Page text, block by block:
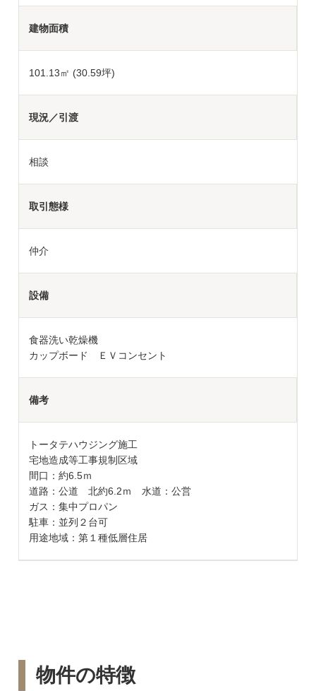
建物面積
101.13㎡ (30.59坪)
現況／引渡
相談
取引態様
仲介
設備
食器洗い乾燥機
カップボード ＥＶコンセント
備考
トータテハウジング施工
宅地造成等工事規制区域
間口：約6.5ｍ
道路：公道 北約6.2ｍ 水道：公営
ガス：集中プロパン
駐車：並列２台可
用途地域：第１種低層住居
物件の特徴